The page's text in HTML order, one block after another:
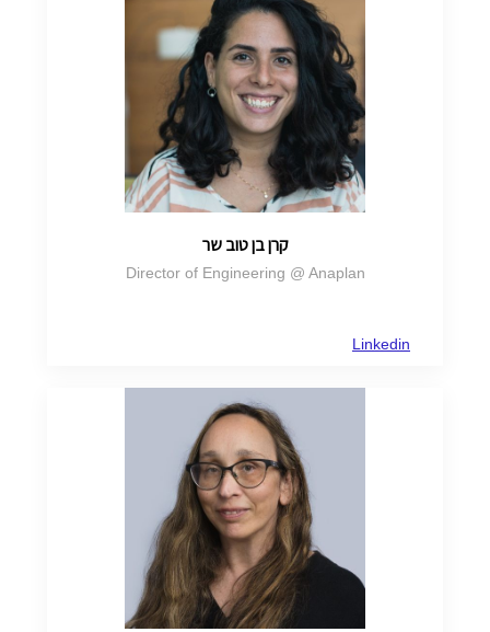
קרן בן טוב שר
Director of Engineering @ Anaplan
Linkedin